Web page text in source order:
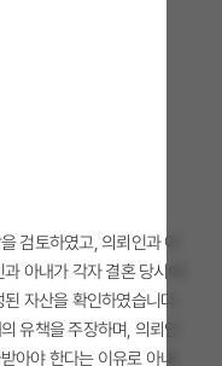
검토하였고, 의뢰인과 아
아내가 각자 결혼 당시에
자산을 확인하였습니다.
유책을 주장하며, 의뢰인
아야 한다는 이유로 아내